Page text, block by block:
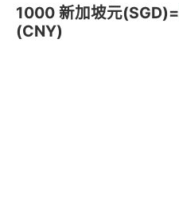
1000 新加坡元(SGD)=
(CNY)